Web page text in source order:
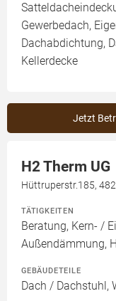
Gewerbedach,
Dachabdichtung,
Kellerdecke
Jetzt
H2 Therm UG
Hüttruperstr.185,
TÄTIGKEITEN
Beratung, Kern- /
Außendämmung,
GEBÄUDETEILE
Dach / Dachstuhl,